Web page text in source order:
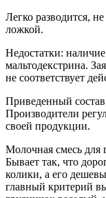
Легко разводится,
ложкой.
Недостатки:
мальтодекстрина.
не соответствует
Приведенный состав
Производители
своей продукции.
Молочная смесь для
Бывает так, что
колики, а его
главный критерий